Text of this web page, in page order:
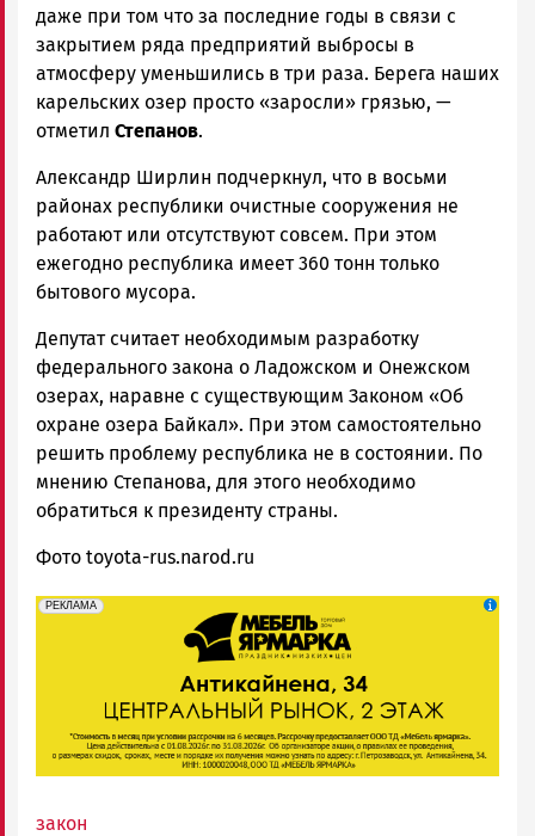
даже при том что за последние годы в связи с
закрытием ряда предприятий выбросы в
атмосферу уменьшились в три раза. Берега наших
карельских озер просто «заросли» грязью, —
отметил Степанов.
Александр Ширлин подчеркнул, что в восьми
районах республики очистные сооружения не
работают или отсутствуют совсем. При этом
ежегодно республика имеет 360 тонн только
бытового мусора.
Депутат считает необходимым разработку
федерального закона о Ладожском и Онежском
озерах, наравне с существующим Законом «Об
охране озера Байкал». При этом самостоятельно
решить проблему республика не в состоянии. По
мнению Степанова, для этого необходимо
обратиться к президенту страны.
Фото toyota-rus.narod.ru
erid: 2SDnjeFymr3
РЕКЛАМА
Реклама
закон